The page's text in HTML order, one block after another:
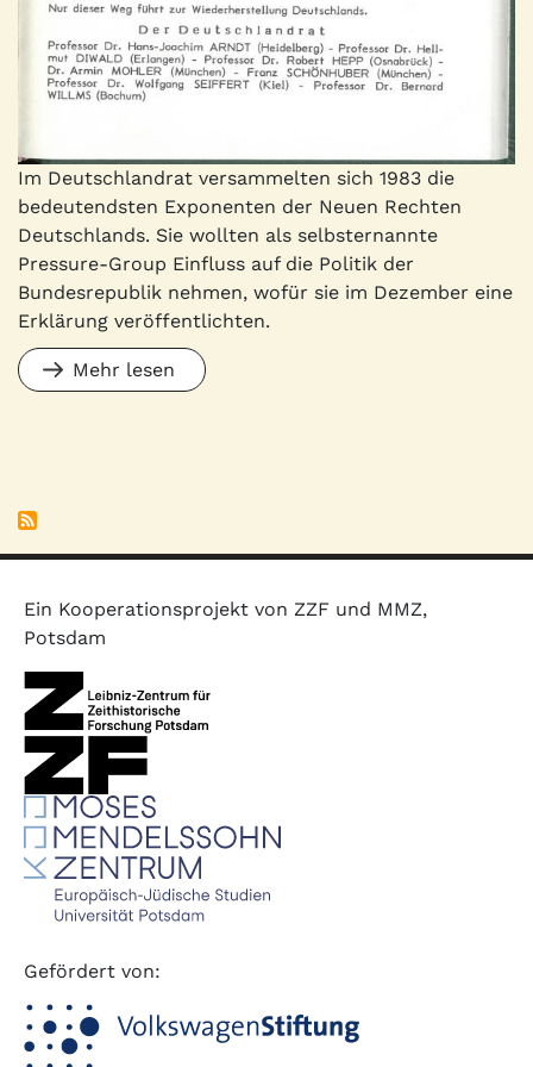
Im Deutschlandrat versammelten sich 1983 die
bedeutendsten Exponenten der Neuen Rechten
Deutschlands. Sie wollten als selbsternannte
Pressure-Group Einfluss auf die Politik der
Bundesrepublik nehmen, wofür sie im Dezember eine
Erklärung veröffentlichten.
Mehr lesen
Ein Kooperationsprojekt von ZZF und MMZ,
Potsdam
Gefördert von: